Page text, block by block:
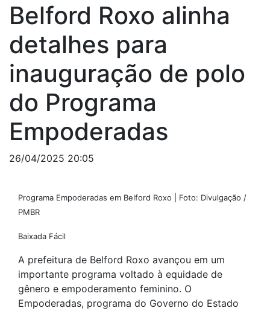
Belford Roxo alinha
detalhes para
inauguração de polo
do Programa
Empoderadas
26/04/2025 20:05
Programa Empoderadas em Belford Roxo | Foto: Divulgação /
PMBR
Baixada Fácil
A prefeitura de Belford Roxo avançou em um
importante programa voltado à equidade de
gênero e empoderamento feminino. O
Empoderadas, programa do Governo do Estado